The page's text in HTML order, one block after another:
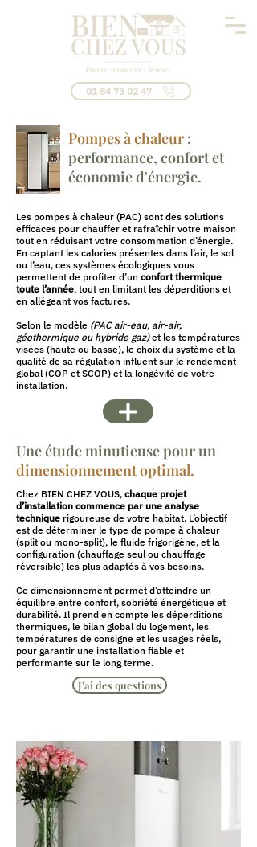
01 84 73 02 47
Pompes à chaleur :
performance, confort et
économie d'énergie.
Les pompes à chaleur (PAC) sont des solutions
efficaces pour chauffer et rafraîchir votre maison
tout en réduisant votre consommation d’énergie.
En captant les calories présentes dans l’air, le sol
ou l’eau, ces systèmes écologiques vous
permettent de profiter d’un confort thermique
toute l’année, tout en limitant les déperditions et
en allégeant vos factures.
Selon le modèle (PAC air-eau, air-air,
géothermique ou hybride gaz)et les températures
visées (haute ou basse), le choix du système et la
qualité de sa régulation influent sur le rendement
global (COP et SCOP) et la longévité de votre
installation.
Une étude minutieuse pour un
dimensionnement optimal.
Chez BIEN CHEZ VOUS, chaque projet
d’installation commence par une analyse
technique rigoureuse de votre habitat. L’objectif
est de déterminer le type de pompe à chaleur
(split ou mono-split), le fluide frigorigène, et la
configuration (chauffage seul ou chauffage
réversible) les plus adaptés à vos besoins.
Ce dimensionnement permet d’atteindre un
équilibre entre confort, sobriété énergétique et
durabilité. Il prend en compte les déperditions
thermiques, le bilan global du logement, les
températures de consigne et les usages réels,
pour garantir une installation fiable et
performante sur le long terme.
J'ai des questions